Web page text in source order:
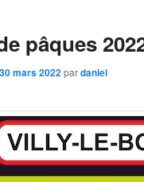
pâques
30 mars 2022pardaniel